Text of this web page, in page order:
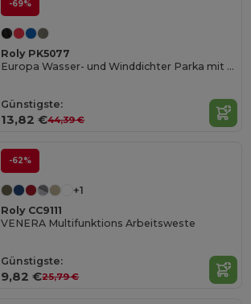
-69%
Roly PK5077
Europa Wasser- und Winddichter Parka mit Stehkragen
Günstigste:
13,82 €44,39 €
-62%
+1
Roly CC9111
VENERA Multifunktions Arbeitsweste
Günstigste:
9,82 €25,79 €